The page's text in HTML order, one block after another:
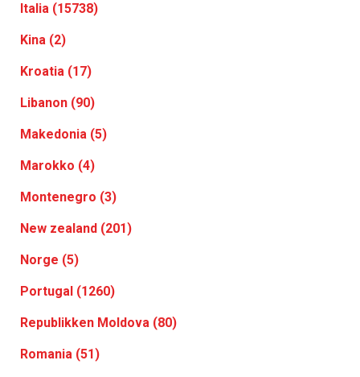
Italia (15738)
Kina (2)
Kroatia (17)
Libanon (90)
Makedonia (5)
Marokko (4)
Montenegro (3)
New zealand (201)
Norge (5)
Portugal (1260)
Republikken Moldova (80)
Romania (51)